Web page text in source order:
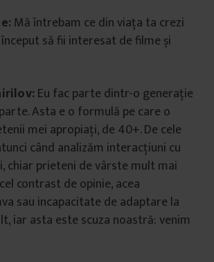
Mă întrebam ce din viața ta crezi
să fii interesat de filme și
Eu fac parte dintr-o generație
Asta e o formulă pe care o
mei apropiați, de 40+. De cele
când analizăm interacțiuni cu
chiar prieteni de vârste mult mai
contrast de opinie, acea
sau incapacitate de adaptare la
iar asta este scuza noastră: venim